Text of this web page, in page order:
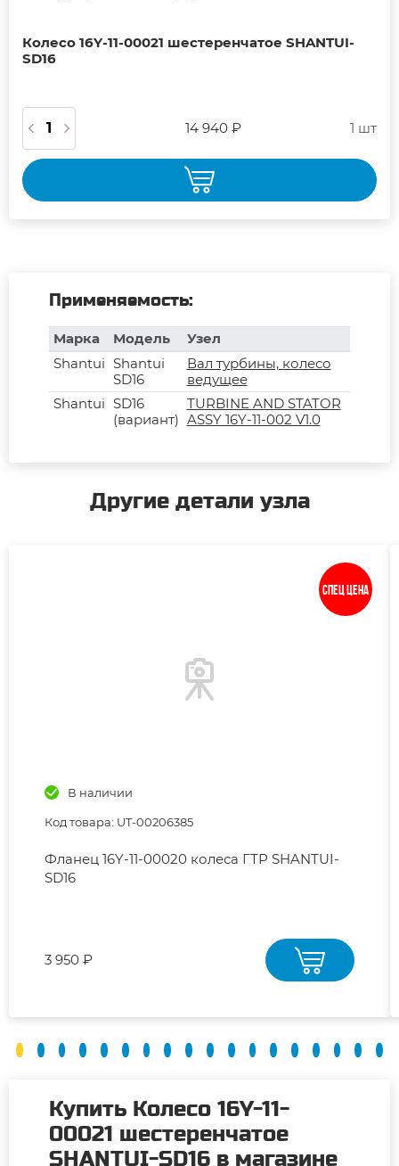
Колесо 16Y-11-00021 шестеренчатое SHANTUI-
SD16
14 940 ₽ 1 шт
Применяемость:
Марка Модель
Узел
Shantui Shantui
SD16
Вал турбины, колесо
ведущее
Shantui SD16
(вариант)
TURBINE AND STATOR
ASSY 16Y-11-002 V1.0
Другие детали узла
Спец цена
В наличии
Код товара: UT-00206385
Фланец 16Y-11-00020 колеса ГТР SHANTUI-
SD16
3 950 ₽
Купить Колесо 16Y-11-
00021 шестеренчатое
SHANTUI-SD16 в магазине